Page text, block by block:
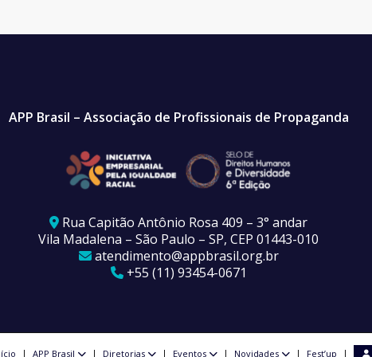
APP Brasil – Associação de Profissionais de Propaganda
Rua Capitão Antônio Rosa 409 – 3° andar
Vila Madalena – São Paulo – SP, CEP 01443-010
atendimento@appbrasil.org.br
+55 (11) 93454-0671
APP Brasil Diretorias Eventos Novidades Fest’up